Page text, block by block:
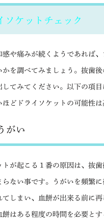
ケットチェック
感や痛みが続くようであれば
かを調べてみましょう。抜歯
してみてください。以下の項
ほどドライソケットの可能性は
がい
トが起こる１番の原因は、抜
らない事です。うがいを頻繁
てしまい、血餅が出来る前に
餅はある程度の時間を必要と